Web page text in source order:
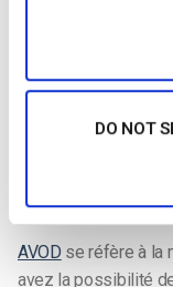
DO NOT
est une
sont généralement
view (paiement à la
téléspectateurs
AVODse réfère à la
avez la possibilité